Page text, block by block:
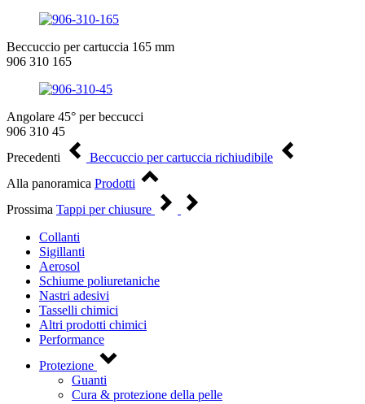
Beccuccio per cartuccia 165 mm
906 310 165
Angolare 45° per beccucci
906 310 45
Precedenti
Beccuccio per cartuccia richiudibile
Alla panoramica Prodotti
Prossima Tappi per chiusure
Collanti
Sigillanti
Aerosol
Schiume poliuretaniche
Nastri adesivi
Tasselli chimici
Altri prodotti chimici
Performance
Protezione
Guanti
Cura & protezione della pelle